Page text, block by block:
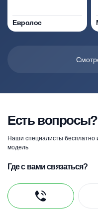
Евролос
Есть вопросы?
Наши специалисты бесплатно
модель
Где с вами связаться?